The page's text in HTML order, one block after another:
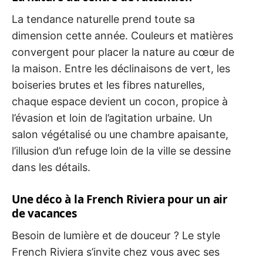
La tendance naturelle prend toute sa
dimension cette année. Couleurs et matières
convergent pour placer la nature au cœur de
la maison. Entre les déclinaisons de vert, les
boiseries brutes et les fibres naturelles,
chaque espace devient un cocon, propice à
l’évasion et loin de l’agitation urbaine. Un
salon végétalisé ou une chambre apaisante,
l’illusion d’un refuge loin de la ville se dessine
dans les détails.
Une déco à la French Riviera pour un air
de vacances
Besoin de lumière et de douceur ? Le style
French Riviera s’invite chez vous avec ses